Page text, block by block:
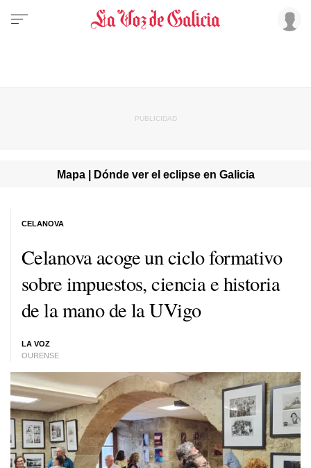
Mapa | Dónde ver el eclipse en Galicia
Celanova acoge un ciclo formativo
sobre impuestos, ciencia e historia
de la mano de la UVigo
LA VOZ
OURENSE
CELANOVA